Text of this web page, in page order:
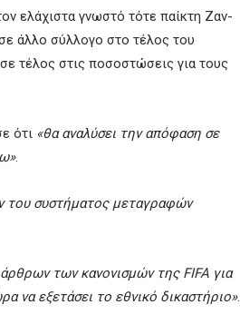
ελάχιστα γνωστό τότε παίκτη Ζαν-
άλλο σύλλογο στο τέλος του
τέλος στις ποσοστώσεις για τους
ότι «θα αναλύσει την απόφαση σε
.
του συστήματος μεταγραφών
των κανονισμών της FIFA για
να εξετάσει το εθνικό δικαστήριο».